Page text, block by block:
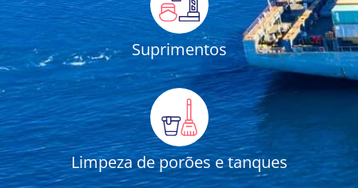
Suprimentos
Limpeza de porões e tanques